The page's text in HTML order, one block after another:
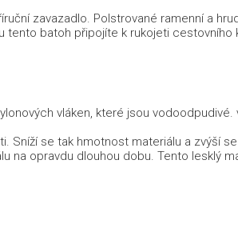
zavazadlo. Polstrované ramenní a
batoh připojíte k rukojeti cestovního
vláken, které jsou
se tak hmotnost materiálu a zvýší
opravdu dlouhou dobu. Tento lesklý